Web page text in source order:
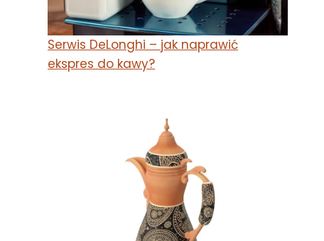
Serwis DeLonghi – jak naprawić
ekspres do kawy?